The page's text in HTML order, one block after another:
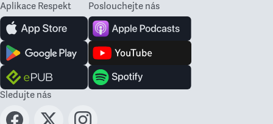
Aplikace Respekt Poslouchejte nás
Sledujte nás